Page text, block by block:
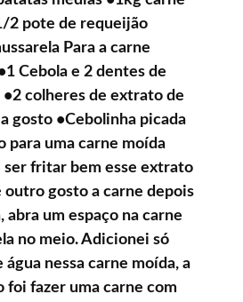
2 pote de requeijão
Para a carne
Cebola e 2 dentes de
•2 colheres de extrato de
gosto •Cebolinha picada
para uma carne moída
ser fritar bem esse extrato
outro gosto a carne depois
abra um espaço na carne
no meio. Adicionei só
água nessa carne moída, a
foi fazer uma carne com